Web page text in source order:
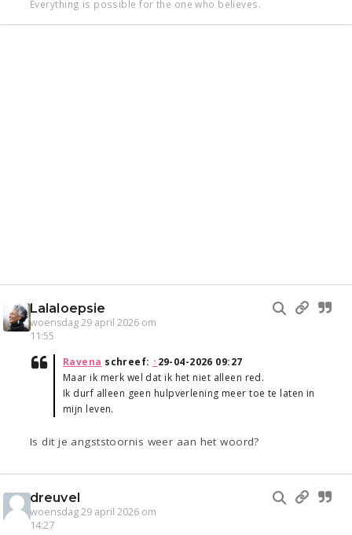
Everything is possible for the one who believes.
Lalaloepsie
woensdag 29 april 2026 om
11:55
Ravena schreef: ↑29-04-2026 09:27
Maar ik merk wel dat ik het niet alleen red.
Ik durf alleen geen hulpverlening meer toe te laten in
mijn leven.
Is dit je angststoornis weer aan het woord?
dreuvel
woensdag 29 april 2026 om
14:27